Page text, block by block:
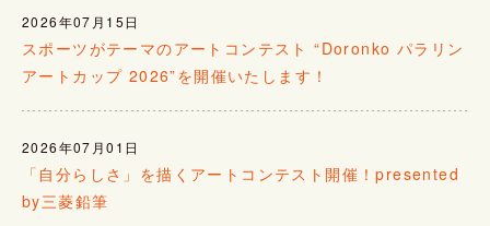
2026年07月15日
スポーツがテーマのアートコンテスト “Doronko パラリン
アートカップ 2026”を開催いたします！
2026年07月01日
「自分らしさ」を描くアートコンテスト開催！presented
by三菱鉛筆